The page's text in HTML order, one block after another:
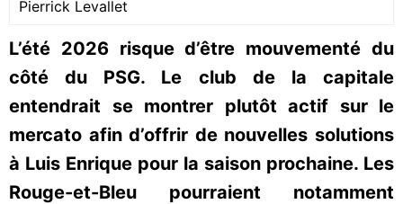
Pierrick Levallet
L’été 2026 risque d’être mouvementé du
côté du PSG. Le club de la capitale
entendrait se montrer plutôt actif sur le
mercato afin d’offrir de nouvelles solutions
à Luis Enrique pour la saison prochaine. Les
Rouge-et-Bleu pourraient notamment